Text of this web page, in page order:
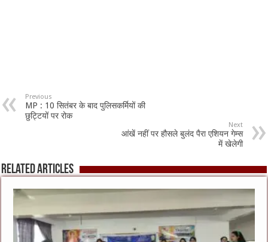
Previous
MP : 10 सितंबर के बाद पुलिसकर्मियों की
छुट्टियों पर रोक
Next
आंखें नहीं पर हौसले बुलंद पैरा एशियन गेम्स
में खेलेगी
Related Articles